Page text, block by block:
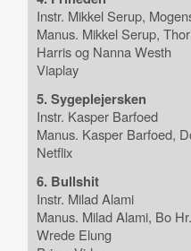
Instr. Mikkel Serup,
Manus. Mikkel Serup,
Harris og Nanna Westh
Viaplay
5. Sygeplejersken
Instr. Kasper Barfoed
Manus. Kasper Barfoed,
Netflix
6. Bullshit
Instr. Milad Alami
Manus. Milad Alami, Bo
Wrede Elung